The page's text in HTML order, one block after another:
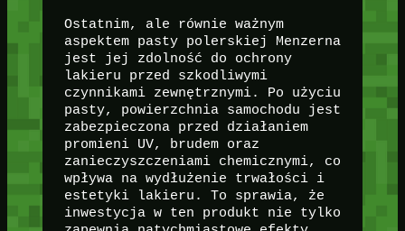
Ostatnim, ale równie ważnym
aspektem pasty polerskiej Menzerna
jest jej zdolność do ochrony
lakieru przed szkodliwymi
czynnikami zewnętrznymi. Po użyciu
pasty, powierzchnia samochodu jest
zabezpieczona przed działaniem
promieni UV, brudem oraz
zanieczyszczeniami chemicznymi, co
wpływa na wydłużenie trwałości i
estetyki lakieru. To sprawia, że
inwestycja w ten produkt nie tylko